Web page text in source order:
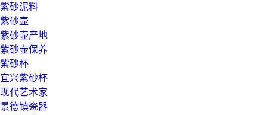
紫砂泥料
紫砂壶
紫砂壶产地
紫砂壶保养
紫砂杯
宜兴紫砂杯
现代艺术家
景德镇瓷器